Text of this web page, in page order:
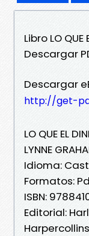
Libro LO QUE
Descargar
Descargar
http://get-
LO QUE EL
LYNNE
Idioma:
Formatos:
ISBN:
Editorial: